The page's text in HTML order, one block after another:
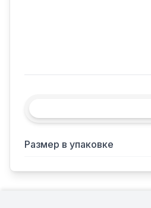
Размер в упаковке